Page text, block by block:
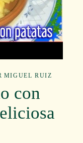
MIGUEL RUIZ
con